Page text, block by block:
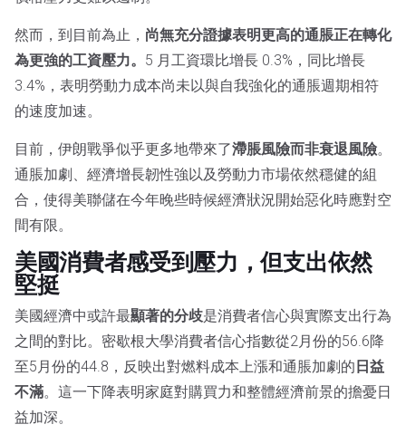
然而，到目前為止， 尚無充分證據表明更高的通脹正在轉化
為更強的工資壓力。 5 月工資環比增長 0.3%，同比增長
3.4%，表明勞動力成本尚未以與自我強化的通脹週期相符
的速度加速。
目前，伊朗戰爭似乎更多地帶來了滯脹風險而非衰退風險。
通脹加劇、經濟增長韌性強以及勞動力市場依然穩健的組
合，使得美聯儲在今年晚些時候經濟狀況開始惡化時應對空
間有限。
美國消費者感受到壓力，但支出依然
堅挺
美國經濟中或許最顯著的分歧是消費者信心與實際支出行為
之間的對比。密歇根大學消費者信心指數從2月份的56.6降
至5月份的44.8，反映出對燃料成本上漲和通脹加劇的 日益
不滿。這一下降表明家庭對購買力和整體經濟前景的擔憂日
益加深。